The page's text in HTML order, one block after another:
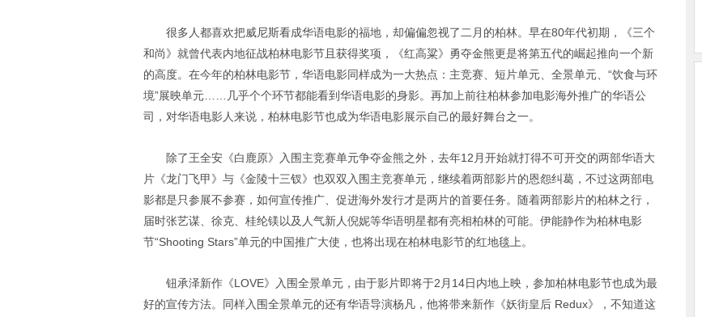
很多人都喜欢把威尼斯看成华语电影的福地，却偏偏忽视了二月的柏林。早在80年代初期，《三个
和尚》就曾代表内地征战柏林电影节且获得奖项，《红高粱》勇夺金熊更是将第五代的崛起推向一个新
的高度。在今年的柏林电影节，华语电影同样成为一大热点：主竞赛、短片单元、全景单元、“饮食与环
境”展映单元……几乎个个环节都能看到华语电影的身影。再加上前往柏林参加电影海外推广的华语公
司，对华语电影人来说，柏林电影节也成为华语电影展示自己的最好舞台之一。
除了王全安《白鹿原》入围主竞赛单元争夺金熊之外，去年12月开始就打得不可开交的两部华语大
片《龙门飞甲》与《金陵十三钗》也双双入围主竞赛单元，继续着两部影片的恩怨纠葛，不过这两部电
影都是只参展不参赛，如何宣传推广、促进海外发行才是两片的首要任务。随着两部影片的柏林之行，
届时张艺谋、徐克、桂纶镁以及人气新人倪妮等华语明星都有亮相柏林的可能。伊能静作为柏林电影
节“Shooting Stars”单元的中国推广大使，也将出现在柏林电影节的红地毯上。
钮承泽新作《LOVE》入围全景单元，由于影片即将于2月14日内地上映，参加柏林电影节也成为最
好的宣传方法。同样入围全景单元的还有华语导演杨凡，他将带来新作《妖街皇后 Redux》，不知道这